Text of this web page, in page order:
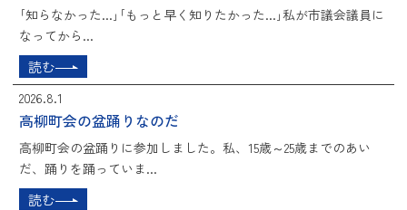
｢知らなかった...｣｢もっと早く知りたかった...｣私が市議会議員に
なってから...
読む
2026.8.1
高柳町会の盆踊りなのだ
高柳町会の盆踊りに参加しました。私、15歳～25歳までのあい
だ、踊りを踊っていま...
読む